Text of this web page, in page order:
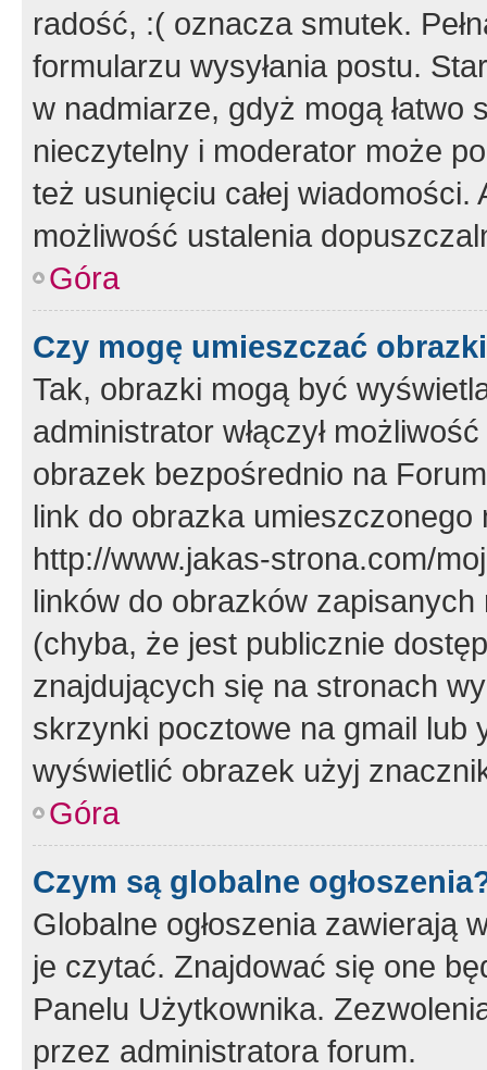
radość, :( oznacza smutek.
formularzu wysyłania postu.
w nadmiarze, gdyż mogą
nieczytelny i moderator może
też usunięciu całej
możliwość ustalenia
Góra
Czy mogę umieszczać
Tak, obrazki mogą być
administrator włączył
obrazek bezpośrednio na
link do obrazka
http://www.jakas-strona.com/
linków do obrazków
(chyba, że jest publicznie
znajdujących się na stronach
skrzynki pocztowe na gmail lub
wyświetlić obrazek użyj
Góra
Czym są globalne
Globalne ogłoszenia zawierają
je czytać. Znajdować się one
Panelu Użytkownika.
przez administratora forum.